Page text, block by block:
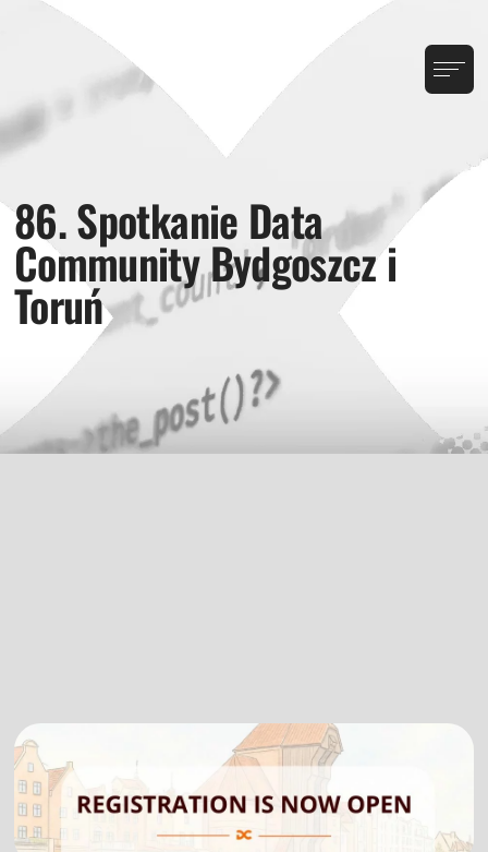
86. Spotkanie Data
Community Bydgoszcz i
Toruń